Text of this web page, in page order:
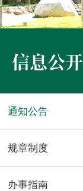
信息公开
通知公告
规章制度
办事指南